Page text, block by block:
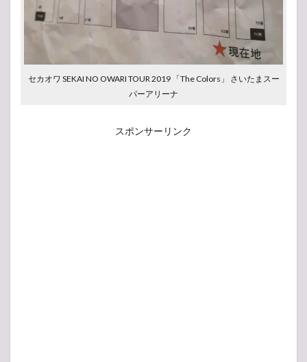
セカオワ SEKAI NO OWARI TOUR 2019 「The Colors」 さいたまスー
パーアリーナ
スポンサーリンク